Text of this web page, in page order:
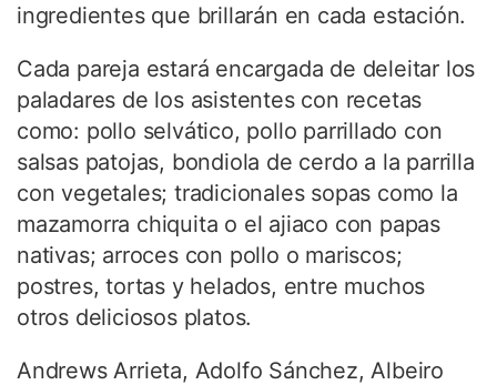
ingredientes que brillarán en cada estación.
Cada pareja estará encargada de deleitar los
paladares de los asistentes con recetas
como: pollo selvático, pollo parrillado con
salsas patojas, bondiola de cerdo a la parrilla
con vegetales; tradicionales sopas como la
mazamorra chiquita o el ajiaco con papas
nativas; arroces con pollo o mariscos;
postres, tortas y helados, entre muchos
otros deliciosos platos.
Andrews Arrieta, Adolfo Sánchez, Albeiro